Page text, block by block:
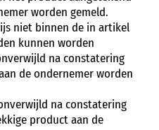
worden gemeld.
niet binnen de in artikel
kunnen worden
na constatering
de ondernemer worden
na constatering
product aan de